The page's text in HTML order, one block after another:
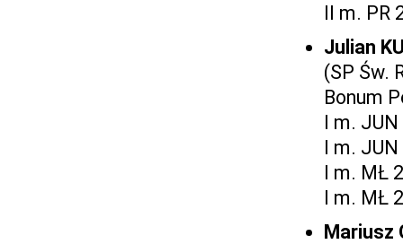
II m. PR
Julian
(SP Św.
Bonum
I m.
I m.
I m. MŁ
I m. MŁ
Mariusz